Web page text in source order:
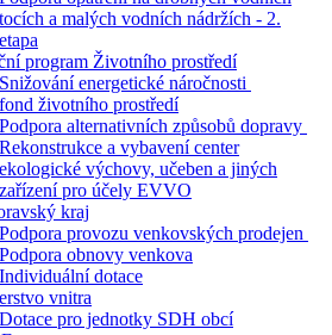
tocích a malých vodních nádržích - 2.
etapa
program Životního prostředí
Snižování energetické náročnosti
životního prostředí
Podpora alternativních způsobů dopravy
Rekonstrukce a vybavení center
ekologické výchovy, učeben a jiných
zařízení pro účely EVVO
kraj
Podpora provozu venkovských prodejen
Podpora obnovy venkova
Individuální dotace
vnitra
Dotace pro jednotky SDH obcí